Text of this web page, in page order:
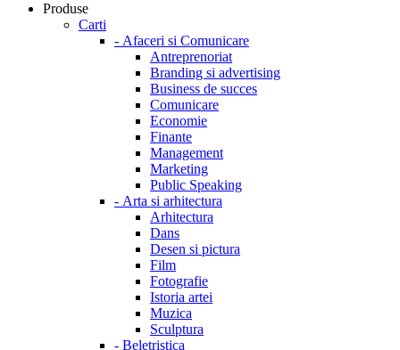
Produse
Carti
- Afaceri si Comunicare
Antreprenoriat
Branding si advertising
Business de succes
Comunicare
Economie
Finante
Management
Marketing
Public Speaking
- Arta si arhitectura
Arhitectura
Dans
Desen si pictura
Film
Fotografie
Istoria artei
Muzica
Sculptura
- Beletristica